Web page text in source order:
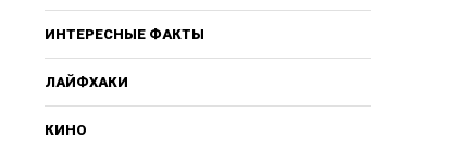
ИНТЕРЕСНЫЕ ФАКТЫ
ЛАЙФХАКИ
КИНО